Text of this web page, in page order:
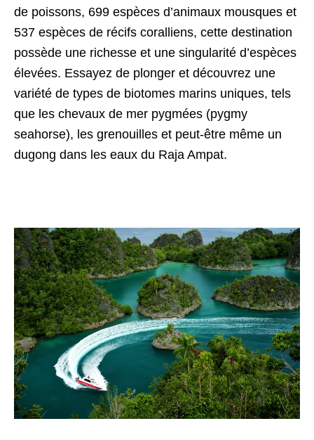
de poissons, 699 espèces d’animaux mousques et
537 espèces de récifs coralliens, cette destination
possède une richesse et une singularité d’espèces
élevées. Essayez de plonger et découvrez une
variété de types de biotomes marins uniques, tels
que les chevaux de mer pygmées (pygmy
seahorse), les grenouilles et peut-être même un
dugong dans les eaux du Raja Ampat.